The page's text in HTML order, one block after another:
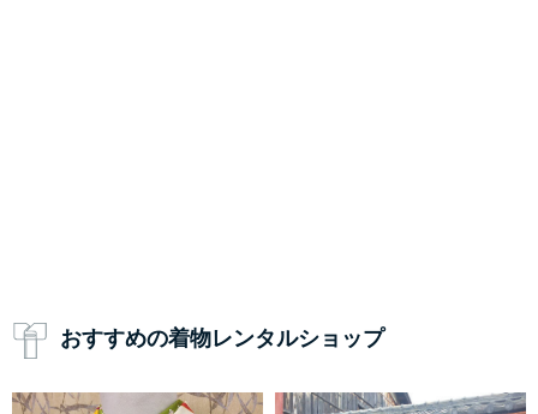
おすすめの着物レンタルショップ